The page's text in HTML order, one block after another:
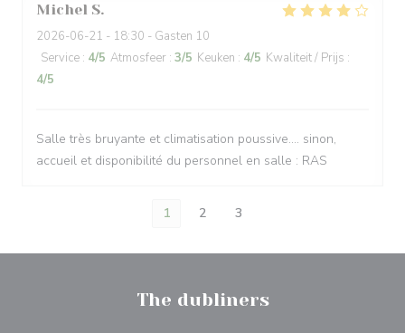
Michel S
2026-06-21 - 18:30 - Gasten 10
Service : 4/5 Atmosfeer : 3/5 Keuken : 4/5 Kwaliteit / Prijs :
4/5
Salle très bruyante et climatisation poussive.... sinon,
accueil et disponibilité du personnel en salle : RAS
1 2 3
The dubliners